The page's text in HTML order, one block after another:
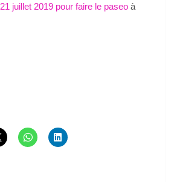
21 juillet 2019 pour faire le paseo à